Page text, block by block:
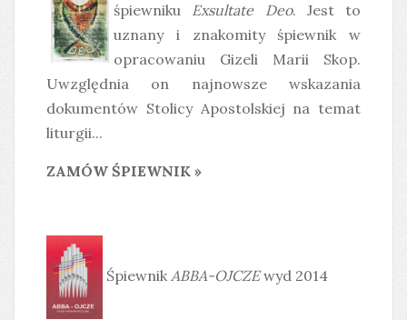
śpiewniku Exsultate Deo. Jest to
uznany i znakomity śpiewnik w
opracowaniu Gizeli Marii Skop.
Uwzględnia on najnowsze wskazania
dokumentów Stolicy Apostolskiej na temat
liturgii...
ZAMÓW ŚPIEWNIK »
Śpiewnik ABBA-OJCZEwyd 2014